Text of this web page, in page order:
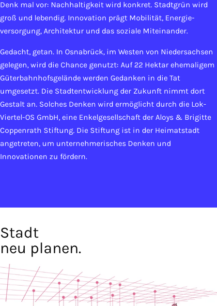
Denk mal vor: Nach­haltig­keit wird konkret. Stadtgrün wird
groß und lebendig. Innovation prägt Mobilität, Energie­
versorgung, Architektur und das soziale Miteinander.
Gedacht, getan. In Osnabrück, im Westen von Nieder­sachsen
gelegen, wird die Chance genutzt: Auf 22 Hektar ehemaligem
Güter­bahn­hofs­gelände werden Gedanken in die Tat
umgesetzt. Die Stadt­entwicklung der Zukunft nimmt dort
Gestalt an. Solches Denken wird ermöglicht durch die Lok-
Viertel-OS GmbH, eine Enkel­gesellschaft der Aloys & Brigitte
Coppenrath Stiftung. Die Stiftung ist in der Heimatstadt
angetreten, um unternehmerisches Denken und
Innovationen zu fördern.
Stadt
neu planen.